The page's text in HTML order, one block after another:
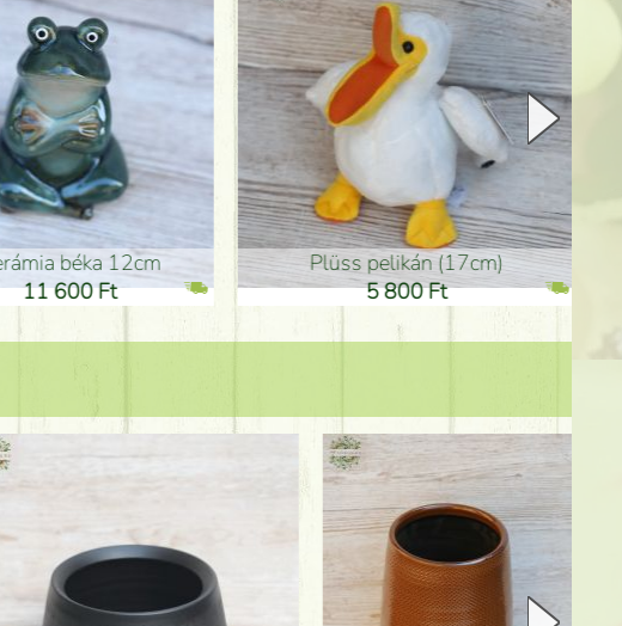
plüss pelikán (17cm)
5 800 Ft
Anyák-
3